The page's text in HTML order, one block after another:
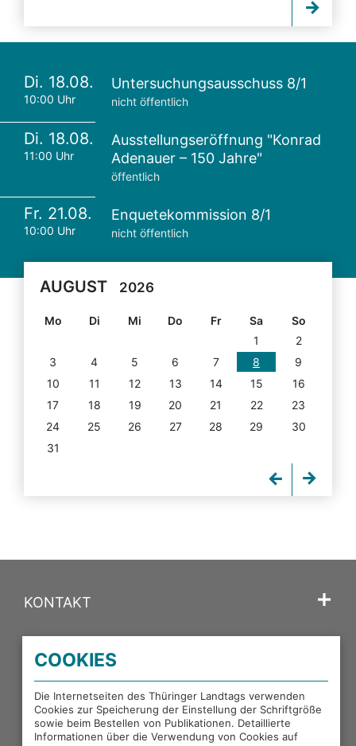
Di. 18.08.
10:00 Uhr
Untersuchungsausschuss 8/1
nicht öffentlich
Di. 18.08.
11:00 Uhr
Ausstellungseröffnung "Konrad
Adenauer – 150 Jahre"
öffentlich
Fr. 21.08.
10:00 Uhr
Enquetekommission 8/1
nicht öffentlich
AUGUST 2026
Mo Di Mi Do Fr Sa
So
1
2
3
4 5 6 7 8
9
10
11 12 13 14 15
16
17
18 19 20 21 22
23
24
25 26 27 28 29
30
31
KONTAKT
PORTALE DES THÜRINGER LANDTAGS
EXTERNE LINKS
COOKIES
Die Internetseiten des Thüringer Landtags verwenden
Cookies zur Speicherung der Einstellung der Schriftgröße
sowie beim Bestellen von Publikationen. Detaillierte
Informationen über die Verwendung von Cookies auf